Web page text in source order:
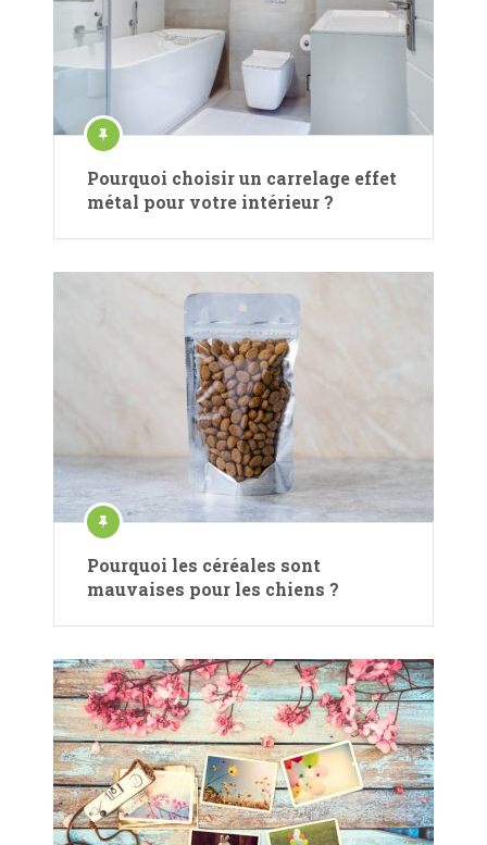
Pourquoi choisir un carrelage effet
métal pour votre intérieur ?
Pourquoi les céréales sont
mauvaises pour les chiens ?